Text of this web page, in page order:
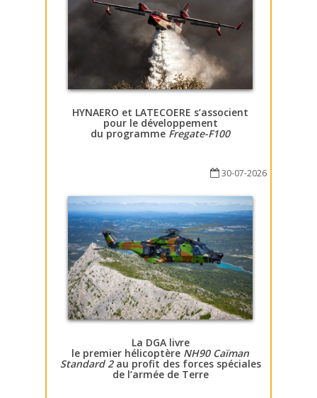
HYNAERO et LATECOERE s’associent
pour le développement
du programme Fregate-F100
30-07-2026
La DGA livre
le premier hélicoptère NH90 Caïman
Standard 2au profit des forces spéciales
de l’armée de Terre